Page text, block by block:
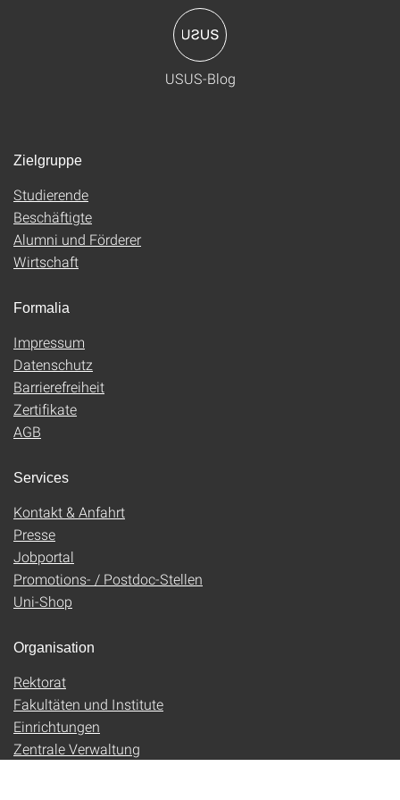
USUS-Blog
Zielgruppe
Studierende
Beschäftigte
Alumni und Förderer
Wirtschaft
Formalia
Impressum
Datenschutz
Barrierefreiheit
Zertifikate
AGB
Services
Kontakt & Anfahrt
Presse
Jobportal
Promotions- / Postdoc-Stellen
Uni-Shop
Organisation
Rektorat
Fakultäten und Institute
Einrichtungen
Zentrale Verwaltung